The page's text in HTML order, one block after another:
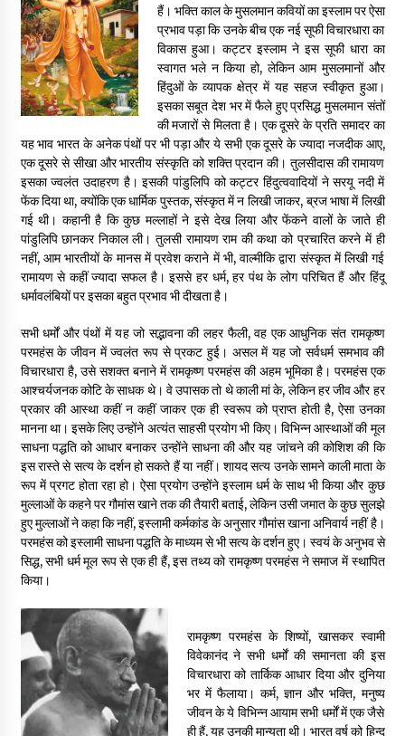
हैं। भक्ति काल के मुसलमान कवियों का इस्लाम पर ऐसा
प्रभाव पड़ा कि उनके बीच एक नई सूफी विचारधारा का
विकास हुआ। कट्टर इस्लाम ने इस सूफी धारा का
स्वागत भले न किया हो, लेकिन आम मुसलमानों और
हिंदुओं के व्यापक क्षेत्र में यह सहज स्वीकृत हुआ।
इसका सबूत देश भर में फैले हुए प्रसिद्ध मुसलमान संतों
की मजारों से मिलता है। एक दूसरे के प्रति समादर का
यह भाव भारत के अनेक पंथों पर भी पड़ा और ये सभी एक दूसरे के ज्यादा नजदीक आए,
एक दूसरे से सीखा और भारतीय संस्कृति को शक्ति प्रदान की। तुलसीदास की रामायण
इसका ज्वलंत उदाहरण है। इसकी पांडुलिपि को कट्टर हिंदुत्ववादियों ने सरयू नदी में
फेंक दिया था, क्योंकि एक धार्मिक पुस्तक, संस्कृत में न लिखी जाकर, ब्रज भाषा में लिखी
गई थी। कहानी है कि कुछ मल्लाहों ने इसे देख लिया और फेंकने वालों के जाते ही
पांडुलिपि छानकर निकाल ली। तुलसी रामायण राम की कथा को प्रचारित करने में ही
नहीं, आम भारतीयों के मानस में प्रवेश कराने में भी, वाल्मीकि द्वारा संस्कृत में लिखी गई
रामायण से कहीं ज्यादा सफल है। इससे हर धर्म, हर पंथ के लोग परिचित हैं और हिंदू
धर्मावलंबियों पर इसका बहुत प्रभाव भी दीखता है।
सभी धर्मों और पंथों में यह जो सद्भावना की लहर फैली, वह एक आधुनिक संत रामकृष्ण
परमहंस के जीवन में ज्वलंत रूप से प्रकट हुई। असल में यह जो सर्वधर्म समभाव की
विचारधारा है, उसे सशक्त बनाने में रामकृष्ण परमहंस की अहम भूमिका है। परमहंस एक
आश्चर्यजनक कोटि के साधक थे। वे उपासक तो थे काली मां के, लेकिन हर जीव और हर
प्रकार की आस्था कहीं न कहीं जाकर एक ही स्वरूप को प्राप्त होती है, ऐसा उनका
मानना था। इसके लिए उन्होंने अत्यंत साहसी प्रयोग भी किए। विभिन्न आस्थाओं की मूल
साधना पद्धति को आधार बनाकर उन्होंने साधना की और यह जांचने की कोशिश की कि
इस रास्ते से सत्य के दर्शन हो सकते हैं या नहीं। शायद सत्य उनके सामने काली माता के
रूप में प्रगट होता रहा हो। ऐसा प्रयोग उन्होंने इस्लाम धर्म के साथ भी किया और कुछ
मुल्लाओं के कहने पर गौमांस खाने तक की तैयारी बताई, लेकिन उसी जमात के कुछ सुलझे
हुए मुल्लाओं ने कहा कि नहीं, इस्लामी कर्मकांड के अनुसार गौमांस खाना अनिवार्य नहीं है।
परमहंस को इस्लामी साधना पद्धति के माध्यम से भी सत्य के दर्शन हुए। स्वयं के अनुभव से
सिद्ध, सभी धर्म मूल रूप से एक ही हैं, इस तथ्य को रामकृष्ण परमहंस ने समाज में स्थापित
किया।
रामकृष्ण परमहंस के शिष्यों, खासकर स्वामी
विवेकानंद ने सभी धर्मों की समानता की इस
विचारधारा को तार्किक आधार दिया और दुनिया
भर में फैलाया। कर्म, ज्ञान और भक्ति, मनुष्य
जीवन के ये विभिन्न आयाम सभी धर्मों में एक जैसे
ही हैं, यह उनकी मान्यता थी। भारत वर्ष को हिन्दू